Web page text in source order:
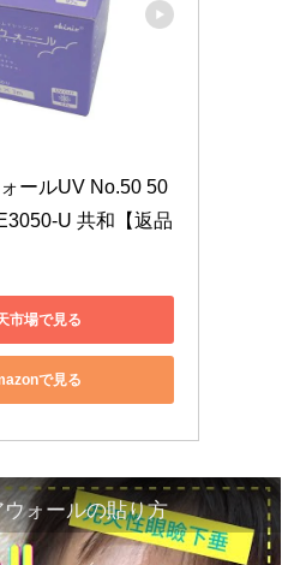
ールUV No.50 50
U 共和【返品
市場で見る
で見る
ォールの貼り方